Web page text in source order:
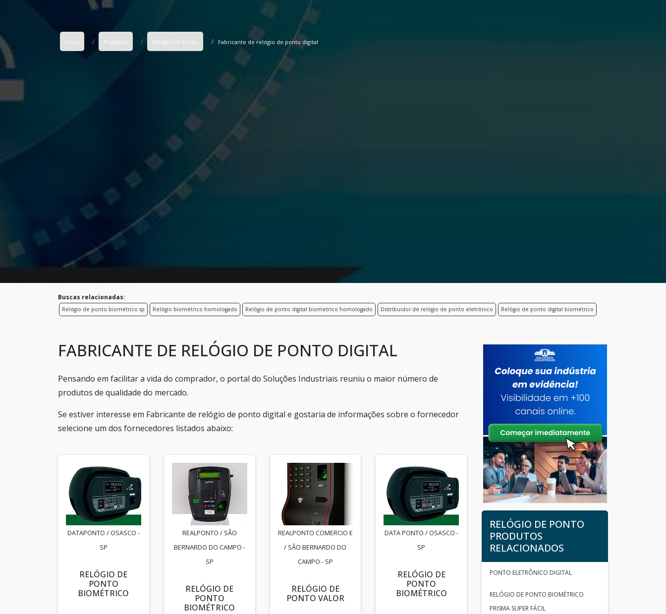
Início Produtos Relógio De Ponto Fabricante de relógio de ponto digital
Buscas relacionadas:
Relógio de ponto biométrico sp Relógio biométrico homologado Relógio de ponto digital biometrico homologado Distribuidor de relógio de ponto eletrônico Relógio de ponto digital biométrico
FABRICANTE DE RELÓGIO DE PONTO DIGITAL
Pensando em facilitar a vida do comprador, o portal do Soluções Industriais reuniu o maior número de
produtos de qualidade do mercado.
Se estiver interesse em Fabricante de relógio de ponto digital e gostaria de informações sobre o fornecedor
selecione um dos fornecedores listados abaixo:
DATAPONTO / OSASCO -
SP
RELÓGIO DE
PONTO
BIOMÉTRICO
REALPONTO / SÃO
BERNARDO DO CAMPO -
SP
RELÓGIO DE
PONTO
BIOMÉTRICO
REALPONTO COMERCIO E
/ SÃO BERNARDO DO
CAMPO - SP
RELÓGIO DE
PONTO VALOR
DATA PONTO / OSASCO -
SP
RELÓGIO DE
PONTO
BIOMÉTRICO
RELÓGIO DE PONTO
PRODUTOS
RELACIONADOS
PONTO ELETRÔNICO DIGITAL
RELÓGIO DE PONTO BIOMÉTRICO
PRISMA SUPER FÁCIL